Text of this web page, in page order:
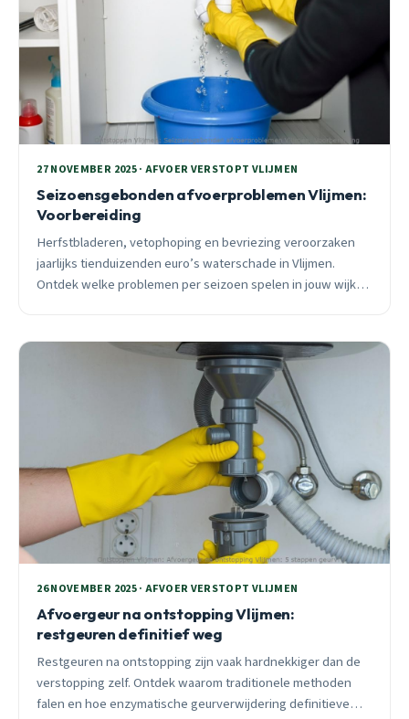
27 NOVEMBER 2025 · AFVOER VERSTOPT VLIJMEN
Seizoensgebonden afvoerproblemen Vlijmen:
Voorbereiding
Herfstbladeren, vetophoping en bevriezing veroorzaken
jaarlijks tienduizenden euro’s waterschade in Vlijmen.
Ontdek welke problemen per seizoen spelen in jouw wijk
26 NOVEMBER 2025 · AFVOER VERSTOPT VLIJMEN
Afvoergeur na ontstopping Vlijmen:
restgeuren definitief weg
Restgeuren na ontstopping zijn vaak hardnekkiger dan de
verstopping zelf. Ontdek waarom traditionele methoden
falen en hoe enzymatische geurverwijdering definitieve